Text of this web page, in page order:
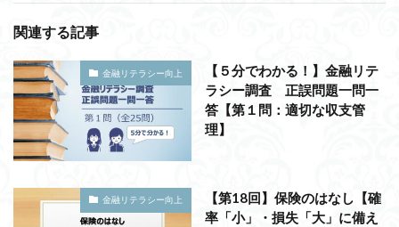
関連する記事
金融リテラシー向上
【５分でわかる！】金融リテ
ラシー調査 正誤問題一問一
答【第１問：適切な収支管
理】
金融リテラシー向上
【第18回】保険のはなし【確
率「小」・損失「大」に備え